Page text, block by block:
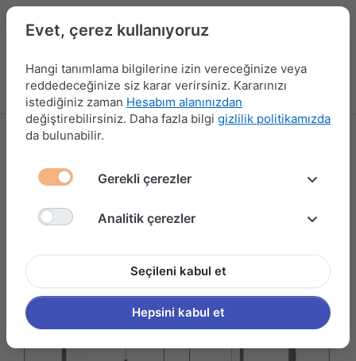
Menü Kampanyalar Yeni Ürünler Giriş yap
ALÜMİNYUM GRUBU
27 ürün gösteriliyor
Filtrele ve Sırala
Evet, çerez kullanıyoruz
Hangi tanımlama bilgilerine izin vereceğinize veya
reddedeceğinize siz karar verirsiniz. Kararınızı
istediğiniz zaman Hesabım alanınızdan
değiştirebilirsiniz. Daha fazla bilgi gizlilik politikamızda
da bulunabilir.
Gerekli çerezler
Analitik çerezler
Seçileni kabul et
Hepsini kabul et